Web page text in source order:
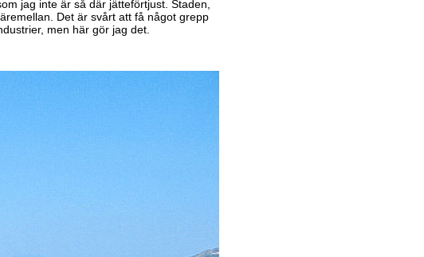
jag inte är så där jätteförtjust. Staden,
Det är svårt att få något grepp
men här gör jag det.